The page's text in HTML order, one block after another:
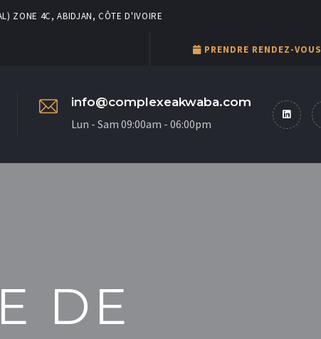
ZONE 4C, ABIDJAN, CÔTE D'IVOIRE
PRENDRE RENDEZ-VOUS
info@complexeakwaba.com
Lun - Sam 09:00am - 06:00pm
DE